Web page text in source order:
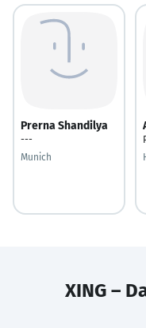
Prerna Shandilya
---
Munich
XING –